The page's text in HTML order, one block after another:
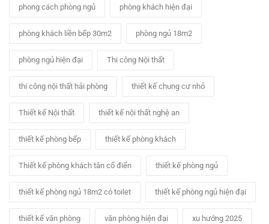
phong cách phòng ngủ phòng khách hiện đại
phòng khách liền bếp 30m2 phòng ngủ 18m2
phòng ngủ hiện đại Thi công Nội thất
thi công nội thất hải phòng thiết kế chung cư nhỏ
Thiết kế Nội thất thiết kế nội thất nghệ an
thiết kế phòng bếp thiết kế phòng khách
Thiết kế phòng khách tân cổ điển thiết kế phòng ngủ
thiết kế phòng ngủ 18m2 có toilet thiết kế phòng ngủ hiện đại
thiết kế văn phòng văn phòng hiện đại xu hướng 2025